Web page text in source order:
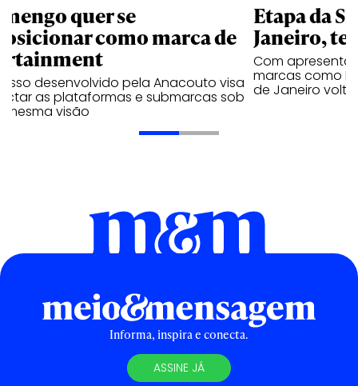
quer se
como marca de
desenvolvido pela Anacouto visa
as plataformas e submarcas sob
mesma visão
Etapa da
Janeiro,
Com
marcas como
de Janeiro
Informa, inspira e conecta.
ASSINE JÁ